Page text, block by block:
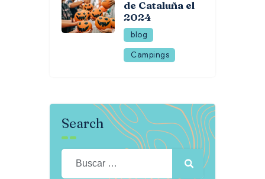
de Cataluña el
2024
blog
Campings
Search